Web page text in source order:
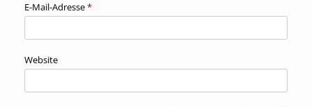
E-Mail-Adresse*
Website